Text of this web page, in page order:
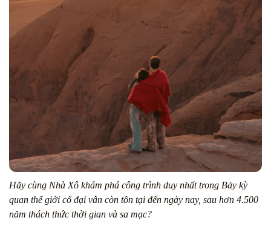
Hãy cùng Nhà Xô khám phá công trình duy nhất trong Bảy kỳ
quan thế giới cổ đại vẫn còn tồn tại đến ngày nay, sau hơn 4.500
năm thách thức thời gian và sa mạc?